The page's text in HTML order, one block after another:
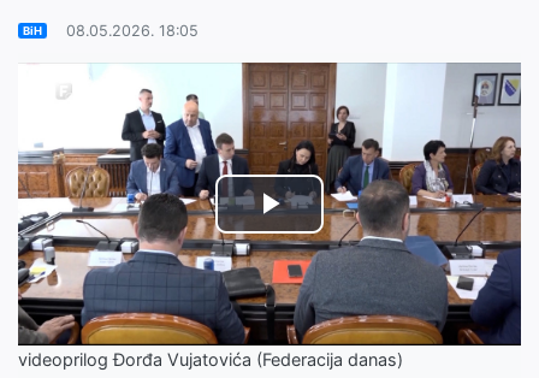
BiH 08.05.2026. 18:05
Play
Video
videoprilog Đorđa Vujatovića (Federacija danas)